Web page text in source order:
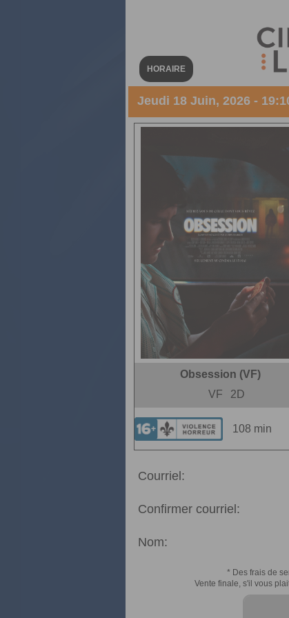
HORAIRE
Jeudi 18 Juin, 2026 -
Obsession (VF)
VF
2D
108 min
Courriel:
Confirmer courriel:
Nom:
* Des frais de
Vente finale, s'il vous